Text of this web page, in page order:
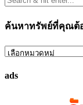
ค้นหาทรัพย์ที่คุณต้
ค้นหา
ที่
ads